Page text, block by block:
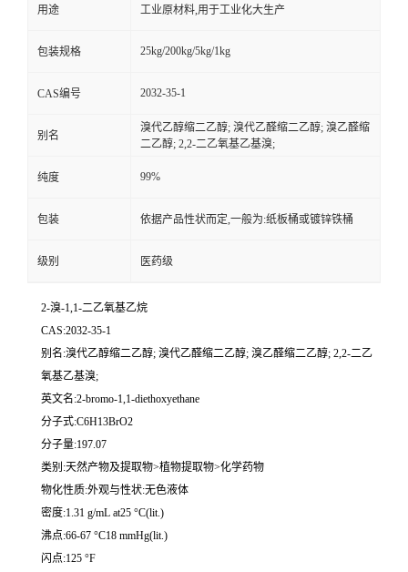
用途 工业原材料,用于工业化大生产
包装规格 25kg/200kg/5kg/1kg
CAS编号 2032-35-1
别名
溴代乙醇缩二乙醇; 溴代乙醛缩二乙醇; 溴乙醛缩
二乙醇; 2,2-二乙氧基乙基溴;
纯度 99%
包装 依据产品性状而定,一般为:纸板桶或镀锌铁桶
级别 医药级
2-溴-1,1-二乙氧基乙烷
CAS:2032-35-1
别名:溴代乙醇缩二乙醇; 溴代乙醛缩二乙醇; 溴乙醛缩二乙醇; 2,2-二乙
氧基乙基溴;
英文名:2-bromo-1,1-diethoxyethane
分子式:C6H13BrO2
分子量:197.07
类别:天然产物及提取物>植物提取物>化学药物
物化性质:外观与性状:无色液体
密度:1.31 g/mL at25 °C(lit.)
沸点:66-67 °C18 mmHg(lit.)
闪点:125 °F